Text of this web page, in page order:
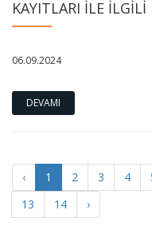
KAYITLARI İLE
06.09.2024
DEVAMI
‹ 1 2 3 4
13
14 ›
Geleneksel Türk
Müzesinde Koleksiyon
YABANCI DİL MUAFİYET